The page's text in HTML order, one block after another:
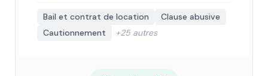
Bail et contrat de location
Clause abusive
Cautionnement
+25 autres